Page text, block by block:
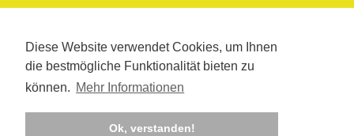
Diese Website verwendet Cookies, um Ihnen
die bestmögliche Funktionalität bieten zu
können. Mehr Informationen
Ok, verstanden!